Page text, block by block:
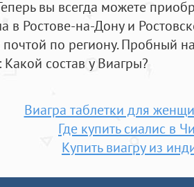
вы всегда можете
в Ростове-на-Дону и
почтой по региону. Пробный
состав у Виагры?
Виагра таблетки для
Где купить сиалис в
Купить виагру из